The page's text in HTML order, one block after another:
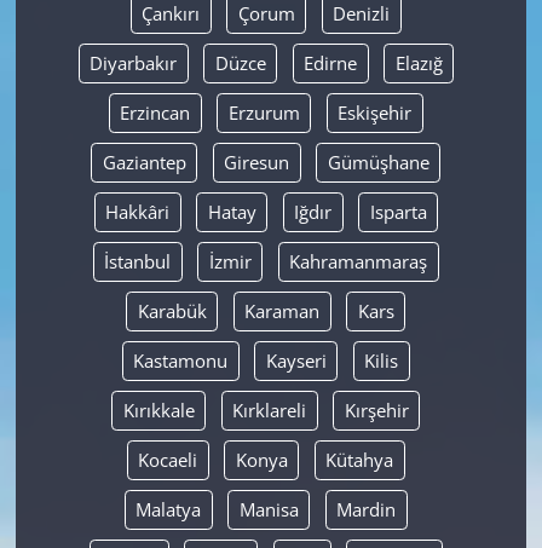
Çankırı Çorum Denizli
Diyarbakır Düzce Edirne Elazığ
Erzincan Erzurum Eskişehir
Gaziantep Giresun Gümüşhane
Hakkâri Hatay Iğdır Isparta
İstanbul İzmir Kahramanmaraş
Karabük Karaman Kars
Kastamonu Kayseri Kilis
Kırıkkale Kırklareli Kırşehir
Kocaeli Konya Kütahya
Malatya Manisa Mardin